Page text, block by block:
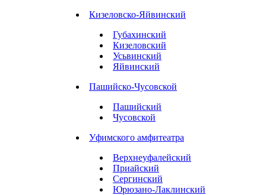
Кизеловско-Яйвинский
Губахинский
Кизеловский
Усьвинский
Яйвинский
Пашийско-Чусовской
Пашийский
Чусовской
Уфимского амфитеатра
Верхнеуфалейский
Приайский
Сергинский
Юрюзано-Лаклинский